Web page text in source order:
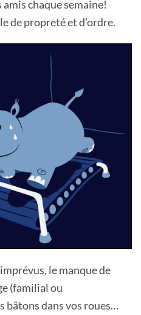
chaque semaine!
de propreté et d’ordre.
le manque de
(familial ou
bâtons dans vos roues…